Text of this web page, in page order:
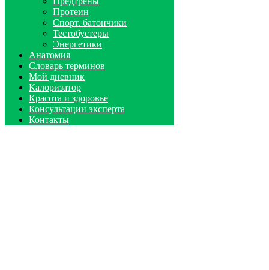
Протеин
Спорт. батончики
Тестобустеры
Энергетики
Анатомия
Словарь терминов
Мой дневник
Калоризатор
Красота и здоровье
Консультации эксперта
Контакты